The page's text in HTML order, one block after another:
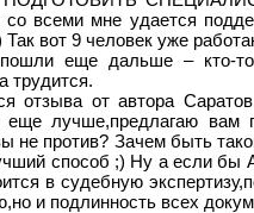
со всеми мне удается
вот 9 человек уже
еще дальше – кто-то
трудится.
отзыва от автора
лучше,предлагаю вам
не против? Зачем быть
способ ;) Ну а если бы
в судебную
и подлинность всех